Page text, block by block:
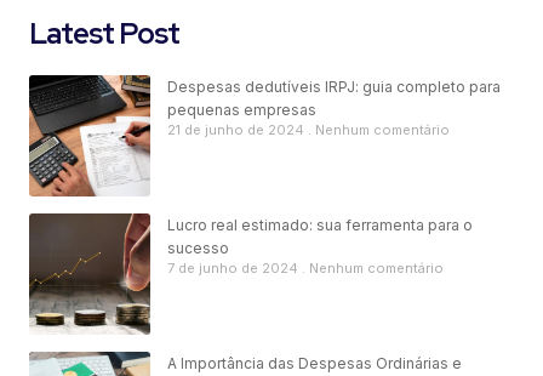
Latest Post
Despesas dedutíveis IRPJ: guia completo para
pequenas empresas
21 de junho de 2024 Nenhum comentário
Lucro real estimado: sua ferramenta para o
sucesso
7 de junho de 2024 Nenhum comentário
A Importância das Despesas Ordinárias e